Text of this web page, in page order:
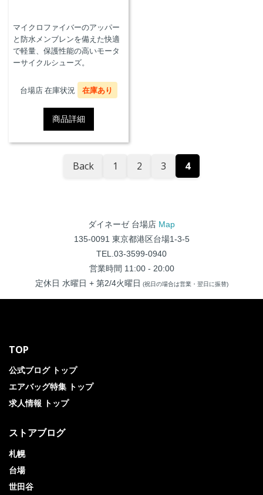
マイクロファイバーのアッパー
と防水メンブレンを備えた快適
で軽量、保護性能の高いモータ
ーサイクルシューズ。
台場店 在庫状況 在庫あり
商品詳細
Back 1 2 3 4
ダイネーゼ 台場店 Map
135-0091 東京都港区台場1-3-5
TEL.03-3599-0940
営業時間 11:00 - 20:00
定休日 水曜日 + 第2/4火曜日 (祝日の場合は営業・翌日に振替)
TOP
公式ブログ トップ
エアバッグ特集 トップ
求人情報 トップ
ストアブログ
札幌
台場
世田谷